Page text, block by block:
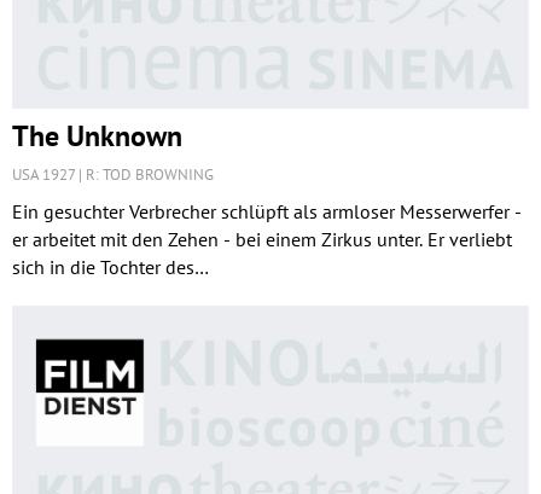
The Unknown
USA 1927 R: TOD BROWNING
Ein gesuchter Verbrecher schlüpft als armloser Messerwerfer -
er arbeitet mit den Zehen - bei einem Zirkus unter. Er verliebt
sich in die Tochter des…